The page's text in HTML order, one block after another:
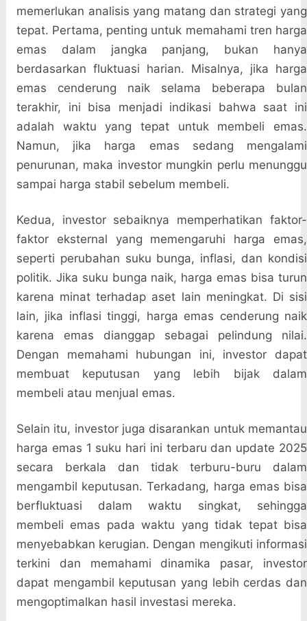
memerlukan analisis yang matang dan strategi yang
tepat. Pertama, penting untuk memahami tren harga
emas dalam jangka panjang, bukan hanya
berdasarkan fluktuasi harian. Misalnya, jika harga
emas cenderung naik selama beberapa bulan
terakhir, ini bisa menjadi indikasi bahwa saat ini
adalah waktu yang tepat untuk membeli emas.
Namun, jika harga emas sedang mengalami
penurunan, maka investor mungkin perlu menunggu
sampai harga stabil sebelum membeli.
Kedua, investor sebaiknya memperhatikan faktor-
faktor eksternal yang memengaruhi harga emas,
seperti perubahan suku bunga, inflasi, dan kondisi
politik. Jika suku bunga naik, harga emas bisa turun
karena minat terhadap aset lain meningkat. Di sisi
lain, jika inflasi tinggi, harga emas cenderung naik
karena emas dianggap sebagai pelindung nilai.
Dengan memahami hubungan ini, investor dapat
membuat keputusan yang lebih bijak dalam
membeli atau menjual emas.
Selain itu, investor juga disarankan untuk memantau
harga emas 1 suku hari ini terbaru dan update 2025
secara berkala dan tidak terburu-buru dalam
mengambil keputusan. Terkadang, harga emas bisa
berfluktuasi dalam waktu singkat, sehingga
membeli emas pada waktu yang tidak tepat bisa
menyebabkan kerugian. Dengan mengikuti informasi
terkini dan memahami dinamika pasar, investor
dapat mengambil keputusan yang lebih cerdas dan
mengoptimalkan hasil investasi mereka.